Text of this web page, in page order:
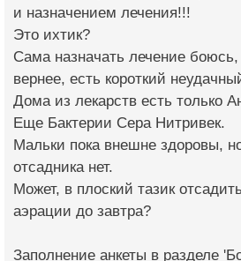
и назначением лечения!!!
Это ихтик?
Сама назначать лечение
вернее, есть короткий
Дома из лекарств есть только
Еще Бактерии Сера Нитривек.
Мальки пока внешне здоровы,
отсадника нет.
Может, в плоский тазик
аэрации до завтра?
Заполнение анкеты в разделе